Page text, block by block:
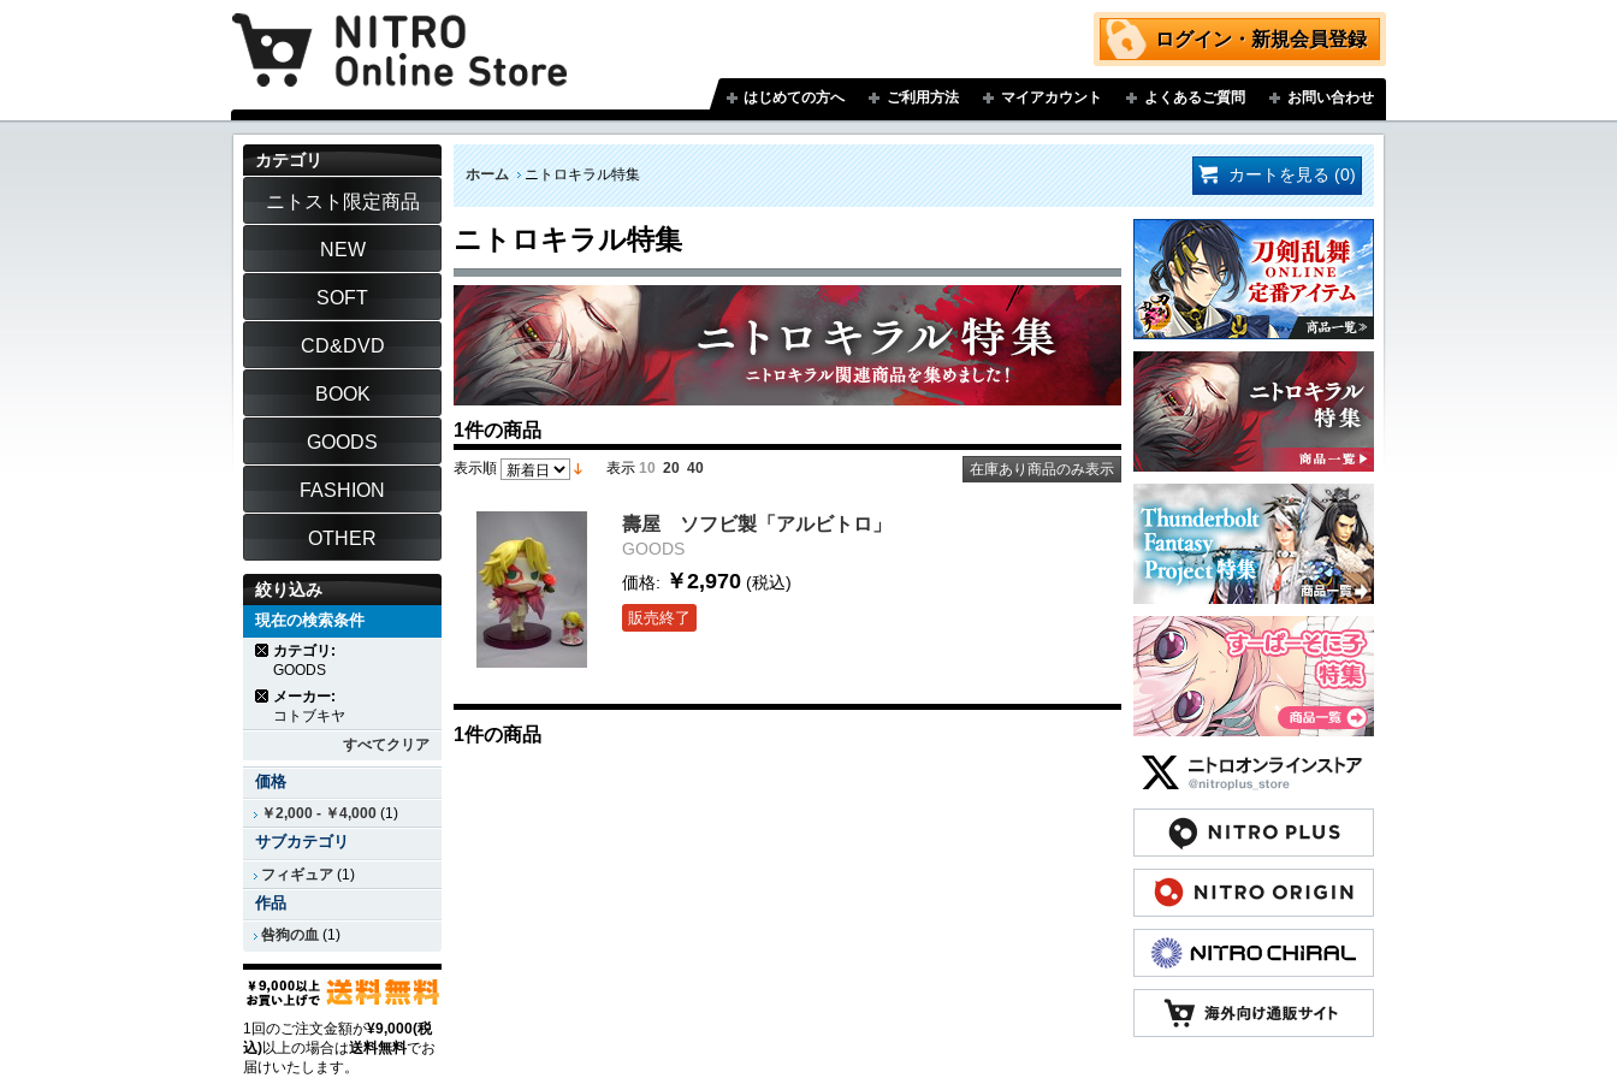
ログイン・新規会員登録
はじめての方へ ご利用方法 マイアカウント よくあるご質問 お問い合わせ
ホーム ニトロキラル特集 カートを見る (0)
ニトロキラル特集
1件の商品
在庫あり商品のみ表示
表示順 表示 10 20 40
壽屋 ソフビ製「アルビトロ」
GOODS
価格: ￥2,970 (税込)
販売終了
1件の商品
カテゴリ
ニトスト限定商品
NEW
SOFT
CD&DVD
BOOK
GOODS
FASHION
OTHER
絞り込み
現在の検索条件
カテゴリ:
GOODS
メーカー:
コトブキヤ
すべてクリア
価格
￥2,000 - ￥4,000 (1)
サブカテゴリ
フィギュア (1)
作品
咎狗の血 (1)
1回のご注文金額が¥9,000(税
込)以上の場合は送料無料でお
届けいたします。